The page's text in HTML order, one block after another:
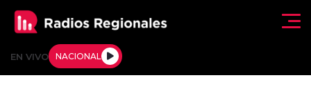
EN VIVO NACIONAL